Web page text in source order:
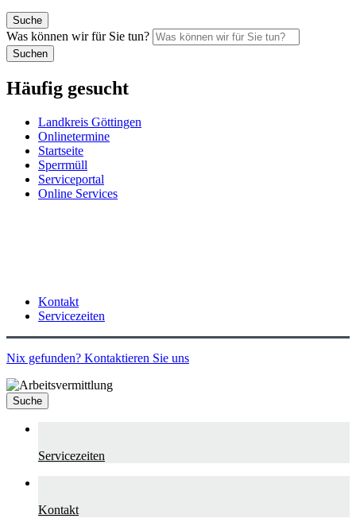
Suche
Was können wir für Sie tun?
Suchen
Häufig gesucht
Landkreis Göttingen
Onlinetermine
Startseite
Sperrmüll
Serviceportal
Online Services
Kontakt
Servicezeiten
Nix gefunden? Kontaktieren Sie uns
Suche
Servicezeiten
Kontakt